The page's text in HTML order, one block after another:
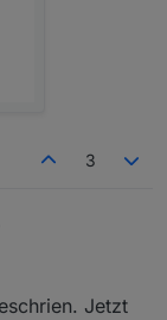
3
2019, 14:54
Jetzt